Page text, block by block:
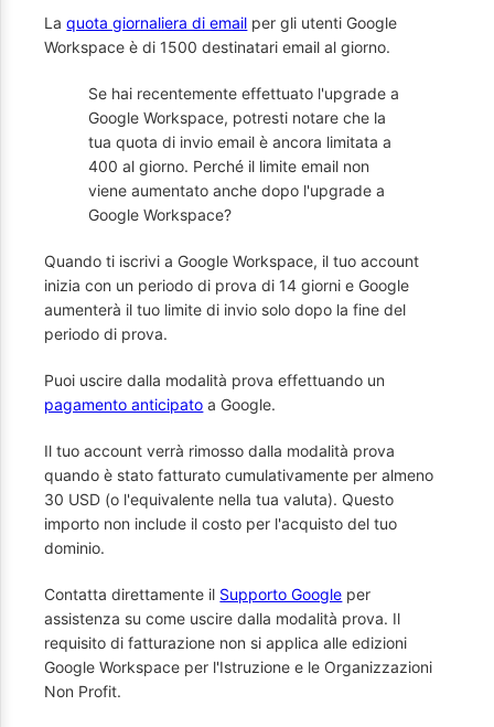
Laquota giornaliera di email per gli utenti Google
Workspace è di 1500 destinatari email al giorno.
Se hai recentemente effettuato l'upgrade a
Google Workspace, potresti notare che la
tua quota di invio email è ancora limitata a
400 al giorno. Perché il limite email non
viene aumentato anche dopo l'upgrade a
Google Workspace?
Quando ti iscrivi a Google Workspace, il tuo account
inizia con un periodo di prova di 14 giorni e Google
aumenterà il tuo limite di invio solo dopo la fine del
periodo di prova.
Puoi uscire dalla modalità prova effettuando un
pagamento anticipato a Google.
Il tuo account verrà rimosso dalla modalità prova
quando è stato fatturato cumulativamente per almeno
30 USD (o l'equivalente nella tua valuta). Questo
importo non include il costo per l'acquisto del tuo
dominio.
Contatta direttamente il Supporto Google per
assistenza su come uscire dalla modalità prova. Il
requisito di fatturazione non si applica alle edizioni
Google Workspace per l'Istruzione e le Organizzazioni
Non Profit.